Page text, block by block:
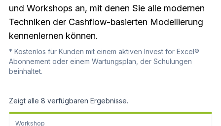
und Workshops an, mit denen Sie alle modernen
Techniken der Cashflow-basierten Modellierung
kennenlernen können.
* Kostenlos für Kunden mit einem aktiven Invest for Excel®
Abonnement oder einem Wartungsplan, der Schulungen
beinhaltet.
Zeigt alle 8 verfügbaren Ergebnisse.
Workshop